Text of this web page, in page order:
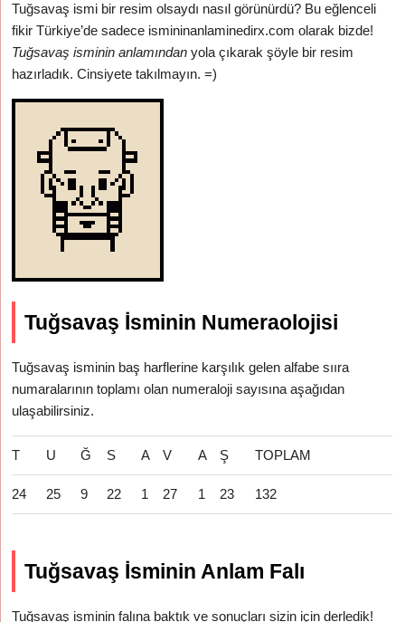
Tuğsavaş ismi bir resim olsaydı nasıl görünürdü? Bu eğlenceli
fikir Türkiye’de sadece ismininanlaminedirx.com olarak bizde!
Tuğsavaş isminin anlamından yola çıkarak şöyle bir resim
hazırladık. Cinsiyete takılmayın. =)
Tuğsavaş İsminin Numeraolojisi
Tuğsavaş isminin baş harflerine karşılık gelen alfabe sııra
numaralarının toplamı olan numeraloji sayısına aşağıdan
ulaşabilirsiniz.
T U Ğ S A V A Ş TOPLAM
24 25 9 22 1 27 1 23 132
Tuğsavaş İsminin Anlam Falı
Tuğsavaş isminin falına baktık ve sonuçları sizin için derledik!